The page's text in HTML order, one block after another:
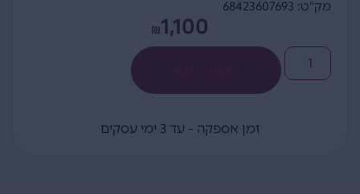
מק"ט: 68423607693
₪1,100
זמן אספקה - עד 3 ימי עסקים